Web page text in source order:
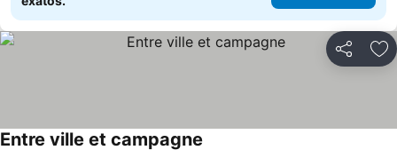
Partilhar
Entre ville et campagne